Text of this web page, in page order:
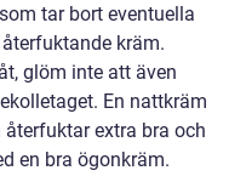
tar bort eventuella
kräm.
glöm inte att även
En nattkräm
extra bra och
en bra ögonkräm.